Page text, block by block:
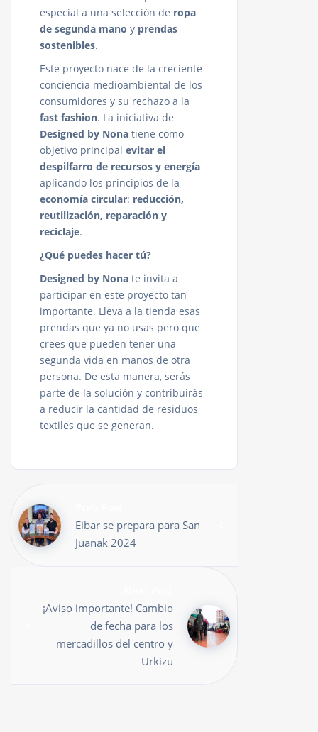
especial a una selección de ropa
de segunda mano y prendas
sostenibles.
Este proyecto nace de la creciente
conciencia medioambiental de los
consumidores y su rechazo a la
fast fashion. La iniciativa de
Designed by Nona tiene como
objetivo principal evitar el
despilfarro de recursos y energía
aplicando los principios de la
economía circular: reducción,
reutilización, reparación y
reciclaje.
¿Qué puedes hacer tú?
Designed by Nona te invita a
participar en este proyecto tan
importante. Lleva a la tienda esas
prendas que ya no usas pero que
crees que pueden tener una
segunda vida en manos de otra
persona. De esta manera, serás
parte de la solución y contribuirás
a reducir la cantidad de residuos
textiles que se generan.
Eibar se prepara para San
Juanak 2024
¡Aviso importante! Cambio
de fecha para los
mercadillos del centro y
Urkizu